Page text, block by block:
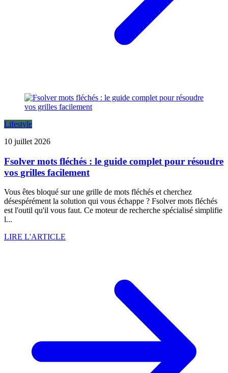
Lifestyle
10 juillet 2026
Fsolver mots fléchés : le guide complet pour résoudre
vos grilles facilement
Vous êtes bloqué sur une grille de mots fléchés et cherchez
désespérément la solution qui vous échappe ? Fsolver mots fléchés
est l'outil qu'il vous faut. Ce moteur de recherche spécialisé simplifie
l...
LIRE L'ARTICLE